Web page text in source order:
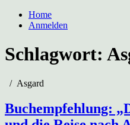
Home
Anmelden
Schlagwort:
Asgard
Buchempfehlung: